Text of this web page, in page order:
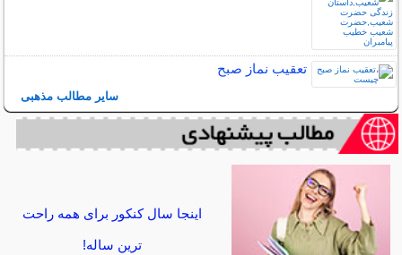
تعقیب نماز صبح
سایر مطالب مذهبی
اینجا سال کنکور برای همه راحت
ترین ساله!